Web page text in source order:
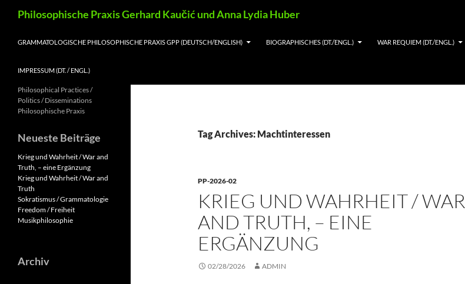
Philosophische Praxis Gerhard Kaučić und Anna Lydia Huber
GRAMMATOLOGISCHE PHILOSOPHISCHE PRAXIS GPP (DEUTSCH/ENGLISH) BIOGRAPHISCHES (DT./ENGL.) WAR REQUIEM (DT./ENGL.)
IMPRESSUM (DT. / ENGL.)
Tag Archives: Machtinteressen
PP-2026-02
KRIEG UND WAHRHEIT / WAR
AND TRUTH, – EINE
ERGÄNZUNG
02/28/2026 ADMIN
Philosophical Practices /
Politics / Disseminations
Philosophische Praxis
Neueste Beiträge
Krieg und Wahrheit / War and
Truth, – eine Ergänzung
Krieg und Wahrheit / War and
Truth
Sokratismus / Grammatologie
Freedom / Freiheit
Musikphilosophie
Archiv